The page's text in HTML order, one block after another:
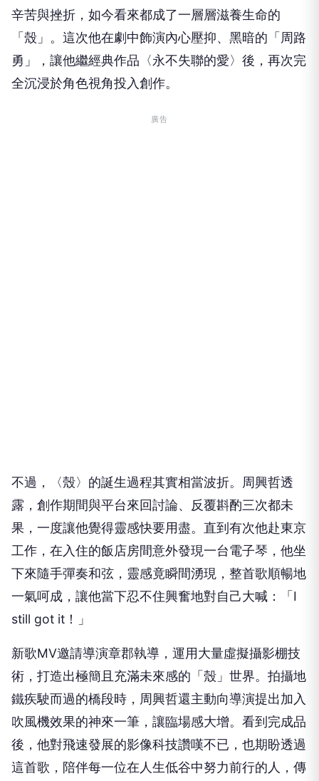
辛苦與挫折，如今看來都成了一層層滋養生命的
「殼」。這次他在劇中飾演內心壓抑、黑暗的「周路
勇」，讓他繼經典作品〈永不失聯的愛〉後，再次完
全沉浸於角色視角投入創作。
廣告
不過，〈殼〉的誕生過程其實相當波折。周興哲透
露，創作期間與平台來回討論、反覆斟酌三次都未
果，一度讓他覺得靈感快要用盡。直到有次他赴東京
工作，在入住的飯店房間意外發現一台電子琴，他坐
下來隨手彈奏和弦，靈感竟瞬間湧現，整首歌順暢地
一氣呵成，讓他當下忍不住興奮地對自己大喊：「I
still got it！」
新歌MV邀請導演章郡執導，運用大量虛擬攝影棚技
術，打造出極簡且充滿未來感的「殼」世界。拍攝地
鐵疾駛而過的橋段時，周興哲還主動向導演提出加入
吹風機效果的神來一筆，讓臨場感大增。看到完成品
後，他對飛速發展的影像科技讚嘆不已，也期盼透過
這首歌，陪伴每一位在人生低谷中努力前行的人，傳